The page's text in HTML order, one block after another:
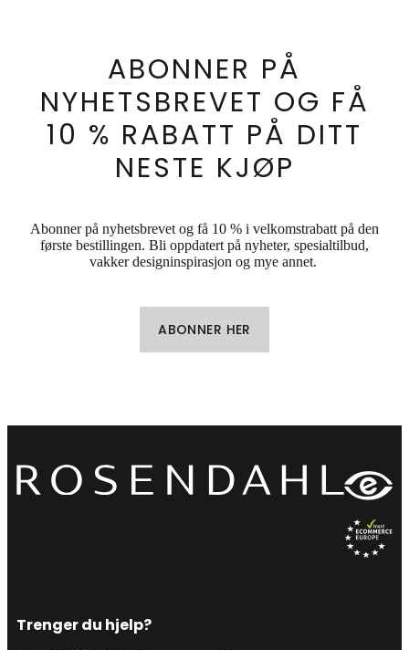
ABONNER PÅ
NYHETSBREVET OG FÅ
10 % RABATT PÅ DITT
NESTE KJØP
Abonner på nyhetsbrevet og få 10 % i velkomstrabatt på den
første bestillingen. Bli oppdatert på nyheter, spesialtilbud,
vakker designinspirasjon og mye annet.
ABONNER HER
Trenger du hjelp?